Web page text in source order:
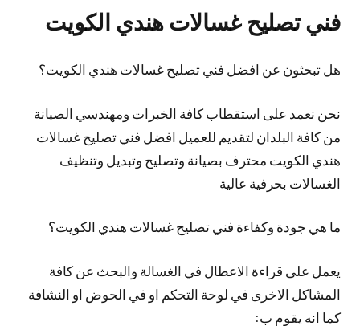
فني تصليح غسالات هندي الكويت
هل تبحثون عن افضل فني تصليح غسالات هندي الكويت؟
نحن نعمد على استقطاب كافة الخبرات ومهندسي الصيانة
من كافة البلدان لتقديم للعميل افضل فني تصليح غسالات
هندي الكويت محترف بصيانة وتصليح وتبديل وتنظيف
الغسالات بحرفية عالية
ما هي جودة وكفاءة فني تصليح غسالات هندي الكويت؟
يعمل على قراءة الاعطال في الغسالة والبحث عن كافة
المشاكل الاخرى في لوحة التحكم او في الحوض او النشافة
كما انه يقوم ب: